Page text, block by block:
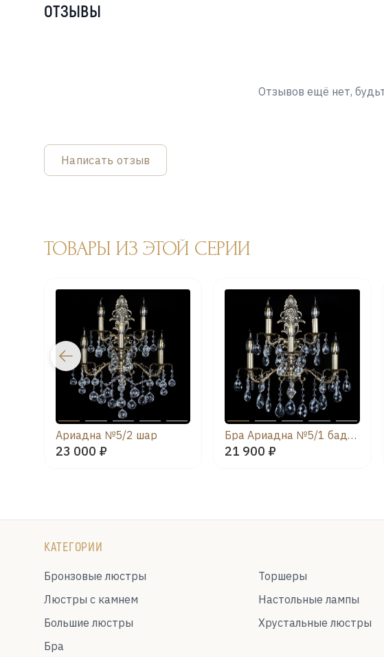
ОТЗЫВЫ
Отзывов ещё нет,
Написать отзыв
ТОВАРЫ ИЗ ЭТОЙ СЕРИИ
Ариадна №5/2 шар
23 000 ₽
Бра Ариадна №5/1 баден
21 900 ₽
КАТЕГОРИИ
Бронзовые люстры
Люстры с камнем
Большие люстры
Бра
Торшеры
Настольные лампы
Хрустальные люстры